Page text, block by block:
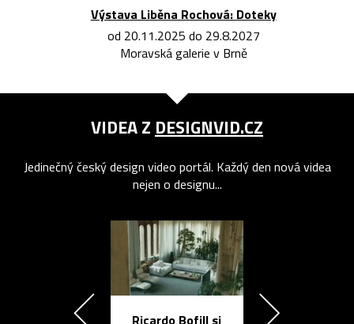
Výstava Liběna Rochová: Doteky
od 20.11.2025 do 29.8.2027
Moravská galerie v Brně
VIDEA Z DESIGNVID.CZ
Jedinečný český design video portál. Každý den nová videa
nejen o designu...